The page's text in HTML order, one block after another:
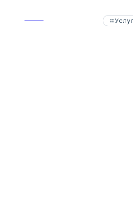
Услуги
Dental Clinic Услуги
Dental Clinic